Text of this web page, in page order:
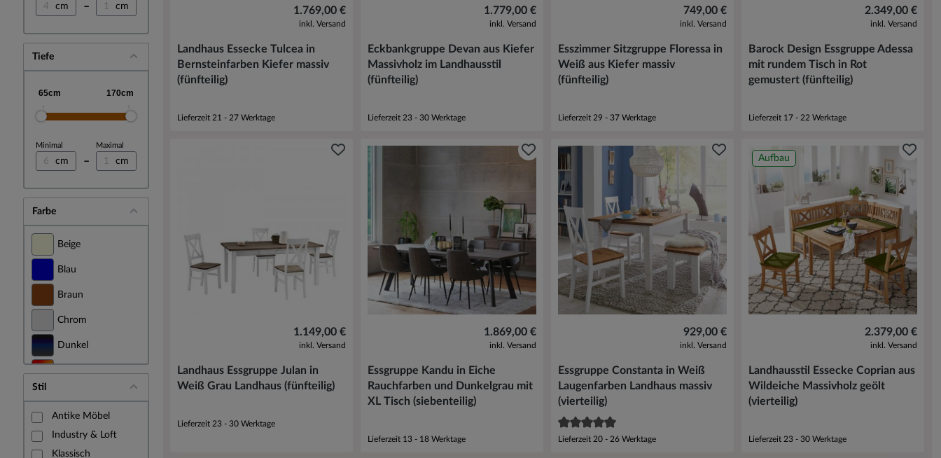
cm – cm
Tiefe
Minimal
cm –
Maximal
cm
Farbe
Beige
Blau
Braun
Chrom
Dunkel
Gold
Stil
Antike Möbel
Industry & Loft
Klassisch
1.769,00 €
inkl. Versand
Landhaus Essecke Tulcea in
Bernsteinfarben Kiefer massiv
(fünfteilig)
Lieferzeit 21 - 27 Werktage
1.779,00 €
inkl. Versand
Eckbankgruppe Devan aus Kiefer
Massivholz im Landhausstil
(fünfteilig)
Lieferzeit 23 - 30 Werktage
749,00 €
inkl. Versand
Esszimmer Sitzgruppe Floressa in
Weiß aus Kiefer massiv
(fünfteilig)
Lieferzeit 29 - 37 Werktage
2.349,00 €
inkl. Versand
Barock Design Essgruppe Adessa
mit rundem Tisch in Rot
gemustert (fünfteilig)
Lieferzeit 17 - 22 Werktage
1.149,00 €
inkl. Versand
Landhaus Essgruppe Julan in
Weiß Grau Landhaus (fünfteilig)
Lieferzeit 23 - 30 Werktage
1.869,00 €
inkl. Versand
Essgruppe Kandu in Eiche
Rauchfarben und Dunkelgrau mit
XL Tisch (siebenteilig)
Lieferzeit 13 - 18 Werktage
929,00 €
inkl. Versand
Essgruppe Constanta in Weiß
Laugenfarben Landhaus massiv
(vierteilig)
Lieferzeit 20 - 26 Werktage
Aufbau
2.379,00 €
inkl. Versand
Landhausstil Essecke Coprian aus
Wildeiche Massivholz geölt
(vierteilig)
Lieferzeit 23 - 30 Werktage